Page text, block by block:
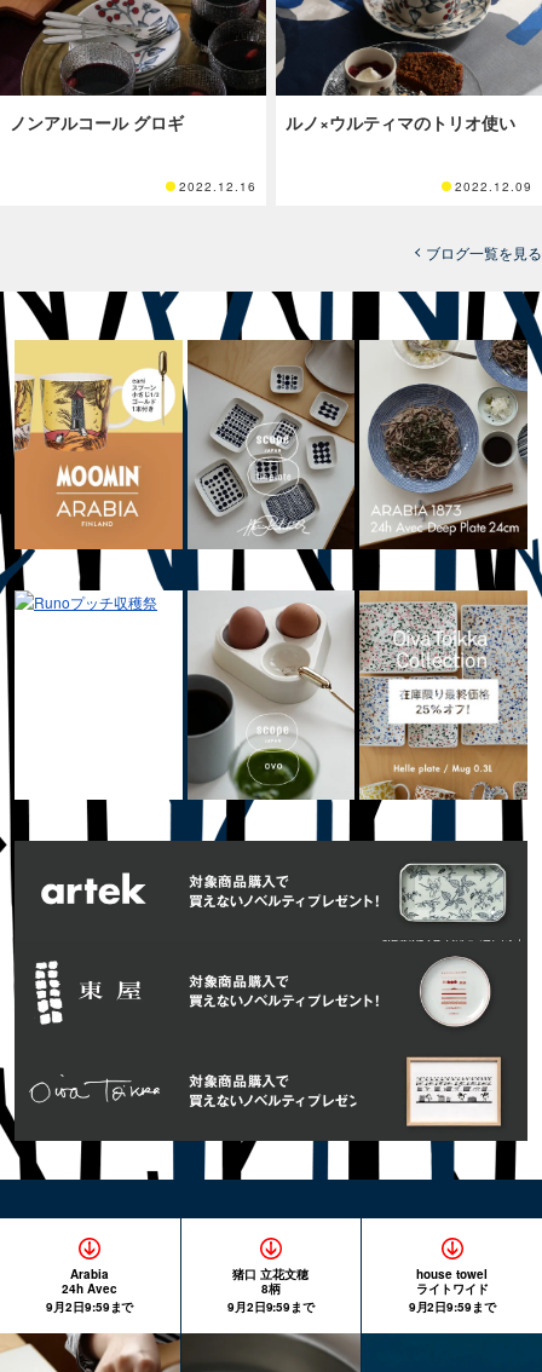
ノンアルコール グロギ
2022.12.16
ルノ×ウルティマのトリオ使い
2022.12.09
ブログ一覧を見る
Arabia
24h Avec
9月2日9:59まで
猪口 立花文穂
8柄
9月2日9:59まで
house towel
ライトワイド
9月2日9:59まで